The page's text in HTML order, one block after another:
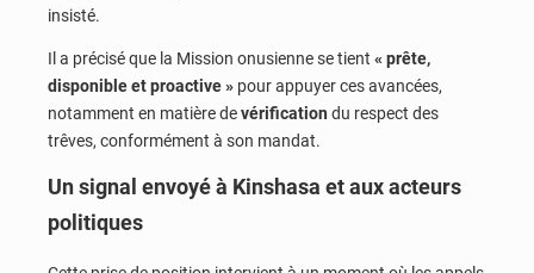
insisté.
Il a précisé que la Mission onusienne se tient « prête,
disponible et proactive » pour appuyer ces avancées,
notamment en matière devérification du respect des
trêves, conformément à son mandat.
Un signal envoyé à Kinshasa et aux acteurs
politiques